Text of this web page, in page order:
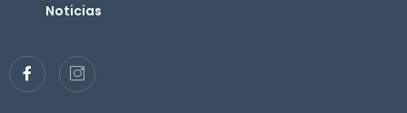
Noticias